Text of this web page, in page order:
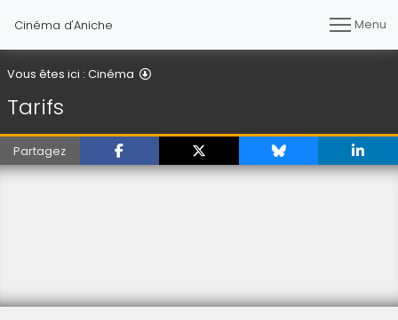
Cinéma d'Aniche Menu
Vous êtes ici : Cinéma
Tarifs
Partagez